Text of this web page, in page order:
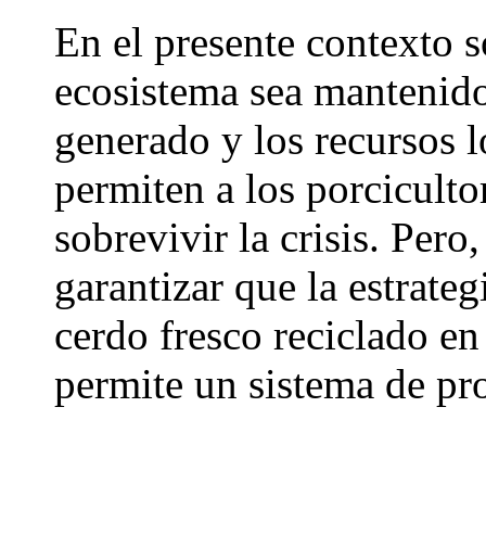
En el presente contexto
ecosistema sea
generado y los recursos
permiten a los
sobrevivir la crisis. Pero,
garantizar que la
cerdo fresco reciclado
permite un sistema de